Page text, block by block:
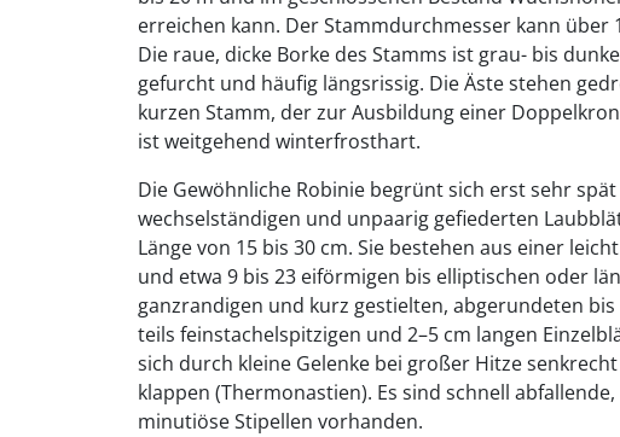
erreichen kann. Der Stammdurchmesser kann über
Die raue, dicke Borke des Stamms ist grau- bis
gefurcht und häufig längsrissig. Die Äste stehen
kurzen Stamm, der zur Ausbildung einer
ist weitgehend winterfrosthart.
Die Gewöhnliche Robinie begrünt sich erst sehr
wechselständigen und unpaarig gefiederten
Länge von 15 bis 30 cm. Sie bestehen aus einer
und etwa 9 bis 23 eiförmigen bis elliptischen oder
ganzrandigen und kurz gestielten, abgerundeten
teils feinstachelspitzigen und 2–5 cm langen
sich durch kleine Gelenke bei großer Hitze
klappen (Thermonastien). Es sind schnell
minutiöse Stipellen vorhanden.